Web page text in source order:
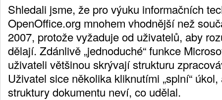
Shledali jsme, že pro výuku informačních
OpenOffice.org mnohem vhodnější než
2007, protože vyžaduje od uživatelů, aby
dělají. Zdánlivě „jednoduché“ funkce
uživateli většinou skrývají strukturu
Uživatel sice několika kliknutími „splní“
struktury dokumentu neví, co udělal.